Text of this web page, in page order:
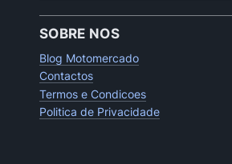
SOBRE NOS
Blog Motomercado
Contactos
Termos e Condicoes
Politica de Privacidade